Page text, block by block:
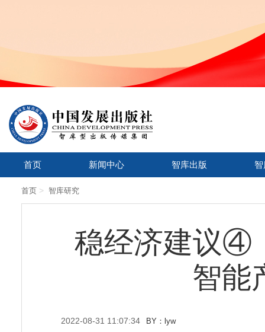
首页 新闻中心 智库出版
首页 > 智库研究
稳经济建议④
智能
2022-08-31 11:07:34 BY：lyw